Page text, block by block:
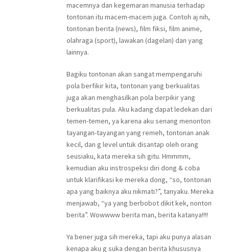
macemnya dan kegemaran manusia terhadap
tontonan itu macem-macem juga. Contoh aj nih,
tontonan berita (news), film fiksi, film anime,
olahraga (sport), lawakan (dagelan) dan yang
lainnya.
Bagiku tontonan akan sangat mempengaruhi
pola berfikir kita, tontonan yang berkualitas
juga akan menghasilkan pola berpikir yang
berkualitas pula. Aku kadang dapat ledekan dari
temen-temen, ya karena aku senang menonton
tayangan-tayangan yang remeh, tontonan anak
kecil, dan g level untuk disantap oleh orang
seusiaku, kata mereka sih gitu. Hmmmm,
kemudian aku instrospeksi diri dong & coba
untuk klarifikasi ke mereka dong, “so, tontonan
apa yang baiknya aku nikmati?”, tanyaku. Mereka
menjawab, “ya yang berbobot dikit kek, nonton
berita”. Wowwww berita man, berita katanya!!!!
Ya bener juga sih mereka, tapi aku punya alasan
kenapa aku g suka dengan berita khususnya